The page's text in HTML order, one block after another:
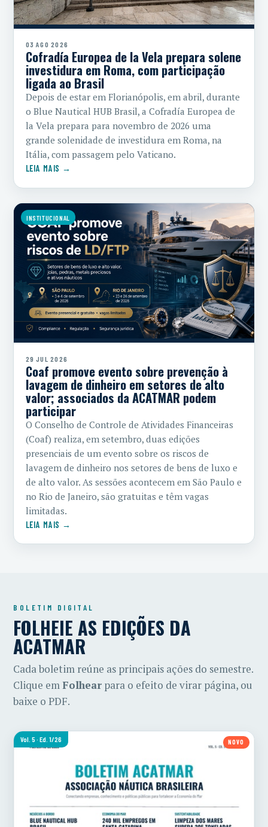
03 AGO 2026
Cofradía Europea de la Vela prepara solene
investidura em Roma, com participação
ligada ao Brasil
Depois de estar em Florianópolis, em abril, durante
o Blue Nautical HUB Brasil, a Cofradía Europea de
la Vela prepara para novembro de 2026 uma
grande solenidade de investidura em Roma, na
Itália, com passagem pelo Vaticano.
LEIA MAIS →
INSTITUCIONAL
29 JUL 2026
Coaf promove evento sobre prevenção à
lavagem de dinheiro em setores de alto
valor; associados da ACATMAR podem
participar
O Conselho de Controle de Atividades Financeiras
(Coaf) realiza, em setembro, duas edições
presenciais de um evento sobre os riscos de
lavagem de dinheiro nos setores de bens de luxo e
de alto valor. As sessões acontecem em São Paulo e
no Rio de Janeiro, são gratuitas e têm vagas
limitadas.
LEIA MAIS →
BOLETIM DIGITAL
FOLHEIE AS EDIÇÕES DA
ACATMAR
Cada boletim reúne as principais ações do semestre.
Clique emFolhear para o efeito de virar página, ou
baixe o PDF.
Vol. 5 · Ed. 1/26 NOVO